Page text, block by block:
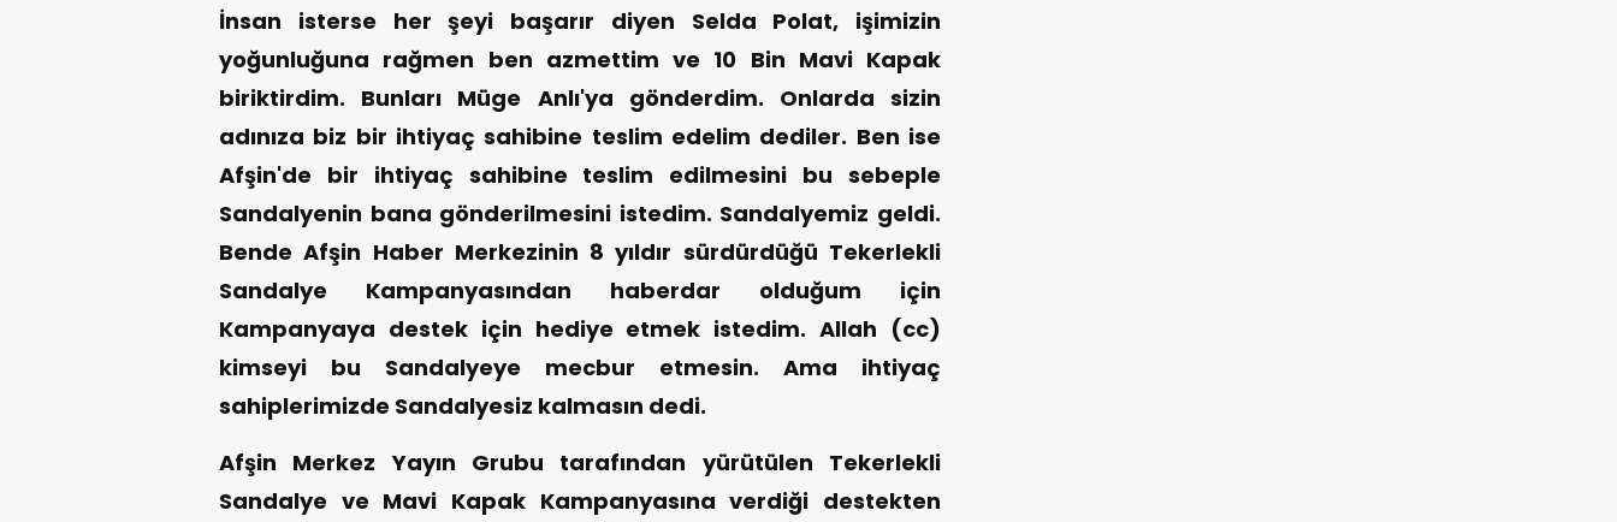
İnsan isterse her şeyi başarır diyen Selda Polat, işimizin
yoğunluğuna rağmen ben azmettim ve 10 Bin Mavi Kapak
biriktirdim. Bunları Müge Anlı'ya gönderdim. Onlarda sizin
adınıza biz bir ihtiyaç sahibine teslim edelim dediler. Ben ise
Afşin'de bir ihtiyaç sahibine teslim edilmesini bu sebeple
Sandalyenin bana gönderilmesini istedim. Sandalyemiz geldi.
Bende Afşin Haber Merkezinin 8 yıldır sürdürdüğü Tekerlekli
Sandalye Kampanyasından haberdar olduğum için
Kampanyaya destek için hediye etmek istedim. Allah (cc)
kimseyi bu Sandalyeye mecbur etmesin. Ama ihtiyaç
sahiplerimizde Sandalyesiz kalmasın dedi.
Afşin Merkez Yayın Grubu tarafından yürütülen Tekerlekli
Sandalye ve Mavi Kapak Kampanyasına verdiği destekten